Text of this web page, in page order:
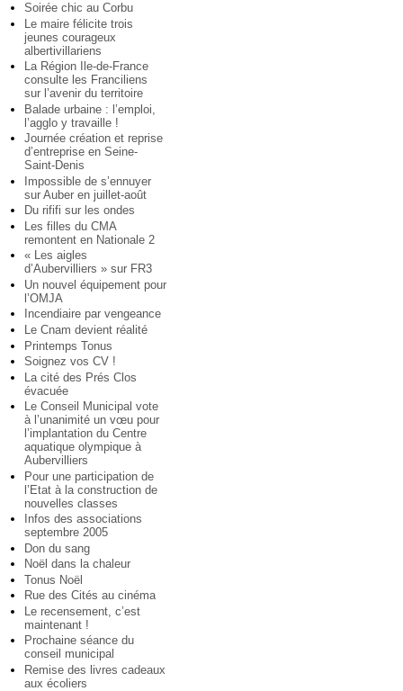
Soirée chic au Corbu
Le maire félicite trois
jeunes courageux
albertivillariens
La Région Ile-de-France
consulte les Franciliens
sur l’avenir du territoire
Balade urbaine : l’emploi,
l’agglo y travaille !
Journée création et reprise
d’entreprise en Seine-
Saint-Denis
Impossible de s’ennuyer
sur Auber en juillet-août
Du rififi sur les ondes
Les filles du CMA
remontent en Nationale 2
« Les aigles
d’Aubervilliers » sur FR3
Un nouvel équipement pour
l’OMJA
Incendiaire par vengeance
Le Cnam devient réalité
Printemps Tonus
Soignez vos CV !
La cité des Prés Clos
évacuée
Le Conseil Municipal vote
à l’unanimité un vœu pour
l’implantation du Centre
aquatique olympique à
Aubervilliers
Pour une participation de
l’Etat à la construction de
nouvelles classes
Infos des associations
septembre 2005
Don du sang
Noël dans la chaleur
Tonus Noël
Rue des Cités au cinéma
Le recensement, c’est
maintenant !
Prochaine séance du
conseil municipal
Remise des livres cadeaux
aux écoliers